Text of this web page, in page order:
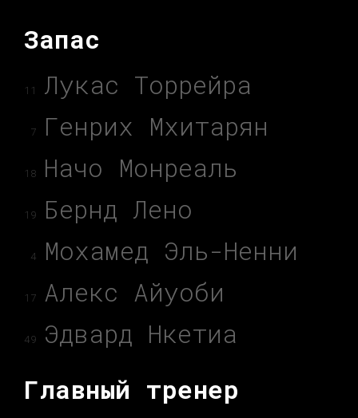
Запас
11 Лукас Торрейра
7 Генрих Мхитарян
18 Начо Монреаль
19 Бернд Лено
4 Мохамед Эль-Ненни
17 Алекс Айуоби
49
Эдвард Нкетиа
Главный тренер